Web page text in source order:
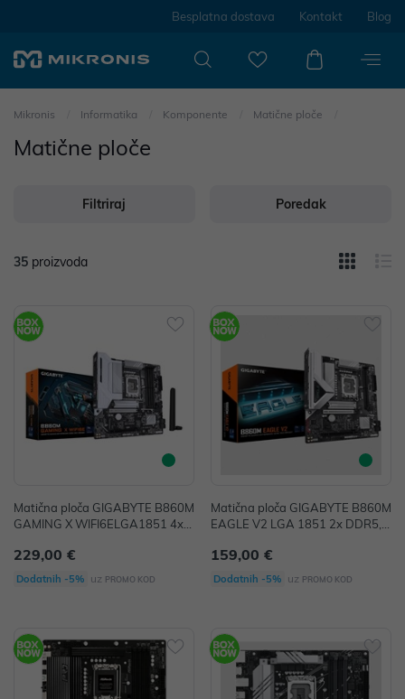
Besplatna dostava Kontakt Blog
Mikronis Informatika Komponente Matične ploče
Matične ploče
Filtriraj Poredak
35 proizvoda
Matična ploča GIGABYTE B860M
GAMING X WIFI6ELGA1851 4xD
229,00 €
Dodatnih -5% uz PROMO KOD
Matična ploča GIGABYTE B860M
EAGLE V2 LGA 1851 2x DDR5,
159,00 €
Dodatnih -5% uz PROMO KOD